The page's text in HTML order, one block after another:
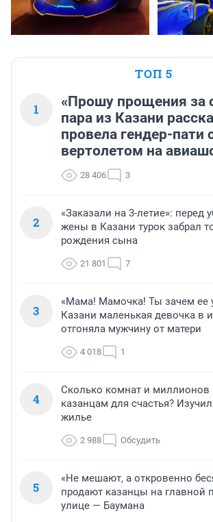
ТОП 5
1
«Прошу прощения за
пара из Казани
провела гендер-пати
вертолетом на
28 406 3
2
«Заказали на 3-летие»: перед
жены в Казани турок забрал
рождения сына
21 801 7
3
«Мама! Мамочка! Ты зачем ее
Казани маленькая девочка в
отгоняла мужчину от матери
4 018 1
4
Сколько комнат и миллионов
казанцам для счастья?
жилье
2 988 Обсудить
5
«Не мешают, а откровенно
продают казанцы на главной
улице — Баумана